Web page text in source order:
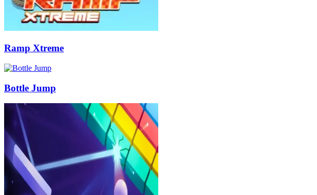
Ramp Xtreme
Bottle Jump